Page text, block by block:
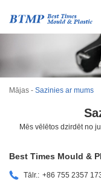
Mājas - Sazinies ar mums
Mēs vēlētos dzirdēt no
Best Times Mould &
Tālr.: +86 755 2357